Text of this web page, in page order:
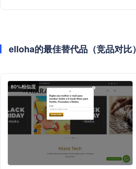
elloha的最佳替代品（竞品对比）
80%相似度